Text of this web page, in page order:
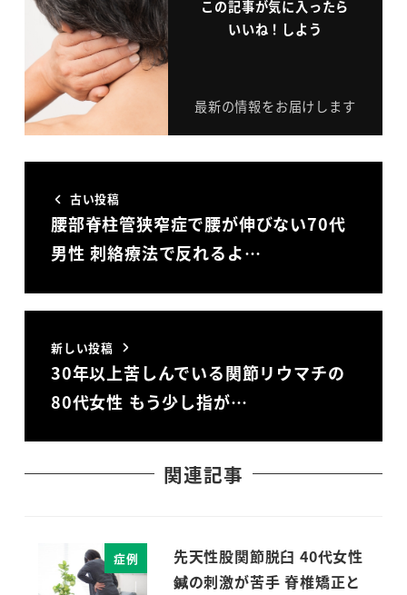
この記事が気に入ったら
いいね！しよう
最新の情報をお届けします
古い投稿
腰部脊柱管狭窄症で腰が伸びない70代
男性 刺絡療法で反れるよ…
新しい投稿
30年以上苦しんでいる関節リウマチの
80代女性 もう少し指が…
関連記事
症例
先天性股関節脱臼 40代女性
鍼の刺激が苦手 脊椎矯正と